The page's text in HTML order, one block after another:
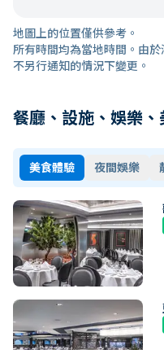
地圖上的位置僅供參考。
所有時間均為當地時間。由
不另行通知的情況下變更。
餐廳、設施、娛樂、
美食體驗 夜間娛樂